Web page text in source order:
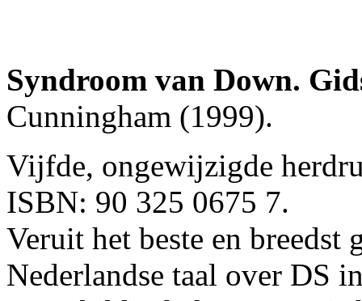
Syndroom van Down.
Cunningham (1999).
Vijfde, ongewijzigde
ISBN: 90 325 0675 7.
Veruit het beste en breedst
Nederlandse taal over DS